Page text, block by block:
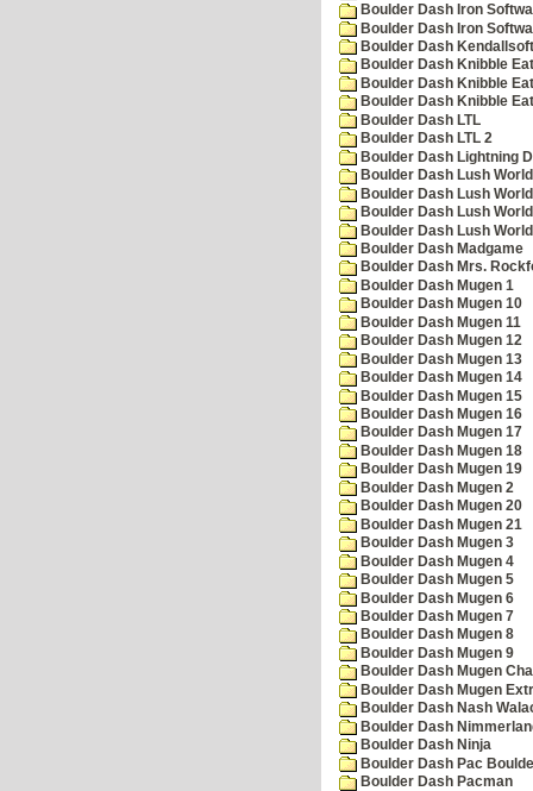
Boulder Dash Iron
Boulder Dash Iron
Boulder Dash
Boulder Dash Knibble
Boulder Dash Knibble
Boulder Dash Knibble
Boulder Dash LTL
Boulder Dash LTL 2
Boulder Dash Lightning
Boulder Dash Lush
Boulder Dash Lush
Boulder Dash Lush
Boulder Dash Lush
Boulder Dash Madgame
Boulder Dash Mrs.
Boulder Dash Mugen 1
Boulder Dash Mugen 10
Boulder Dash Mugen 11
Boulder Dash Mugen 12
Boulder Dash Mugen 13
Boulder Dash Mugen 14
Boulder Dash Mugen 15
Boulder Dash Mugen 16
Boulder Dash Mugen 17
Boulder Dash Mugen 18
Boulder Dash Mugen 19
Boulder Dash Mugen 2
Boulder Dash Mugen 20
Boulder Dash Mugen 21
Boulder Dash Mugen 3
Boulder Dash Mugen 4
Boulder Dash Mugen 5
Boulder Dash Mugen 6
Boulder Dash Mugen 7
Boulder Dash Mugen 8
Boulder Dash Mugen 9
Boulder Dash Mugen
Boulder Dash Mugen
Boulder Dash Nash
Boulder Dash
Boulder Dash Ninja
Boulder Dash Pac
Boulder Dash Pacman